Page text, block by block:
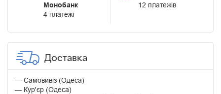
Монобанк
4 платежі
12 платежів
Доставка
Самовивіз (Одеса)
Кур'єр (Одеса)